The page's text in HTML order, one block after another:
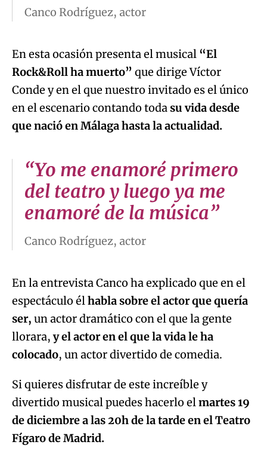
Canco Rodríguez, actor
En esta ocasión presenta el musical “El
Rock&Roll ha muerto” que dirige Víctor
Conde y en el que nuestro invitado es el único
en el escenario contando todasu vida desde
que nació en Málaga hasta la actualidad.
“Yo me enamoré primero
del teatro y luego ya me
enamoré de la música”
Canco Rodríguez, actor
En la entrevista Canco ha explicado que en el
espectáculo élhabla sobre el actor que quería
ser, un actor dramático con el que la gente
llorara,y el actor en el que la vida le ha
colocado, un actor divertido de comedia.
Si quieres disfrutar de este increíble y
divertido musical puedes hacerlo elmartes 19
de diciembre a las 20h de la tarde en el Teatro
Fígaro de Madrid.